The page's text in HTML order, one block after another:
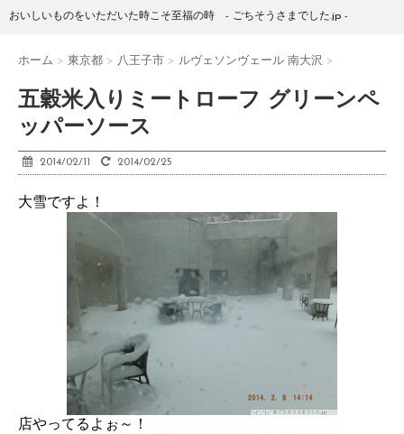
おいしいものをいただいた時こそ至福の時 - ごちそうさまでした.jp -
ホーム > 東京都 > 八王子市 > ルヴェソンヴェール 南大沢 >
五穀米入りミートローフ グリーンペ
ッパーソース
2014/02/11 2014/02/25
大雪ですよ！
店やってるよぉ～！